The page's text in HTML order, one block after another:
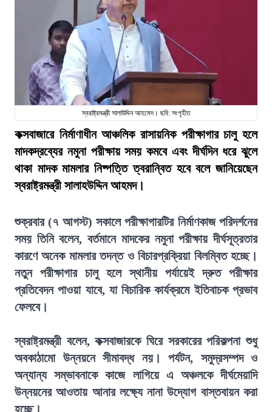
স্বরাষ্ট্রমন্ত্রী সালাউদ্দিন আহমেদ। ছবি: সংগৃহীত
কক্সবাজারে নির্মাণাধীন আঞ্চলিক রাসায়নিক পরীক্ষাগার চালু হলে
মাদকদ্রব্যের নমুনা পরীক্ষায় সময় কমবে এবং দীর্ঘদিন ধরে ঝুলে
থাকা মাদক মামলার নিষ্পত্তি ত্বরান্বিত হবে বলে জানিয়েছেন
স্বরাষ্ট্রমন্ত্রী সালাহউদ্দিন আহমদ।
শুক্রবার (৭ আগস্ট) সকালে পরীক্ষাগারটির নির্মাণকাজ পরিদর্শনের
সময় তিনি বলেন, বর্তমানে মাদকের নমুনা পরীক্ষায় দীর্ঘসূত্রতার
কারণে অনেক মামলার তদন্ত ও বিচারপ্রক্রিয়া বিলম্বিত হচ্ছে।
নতুন পরীক্ষাগার চালু হলে স্থানীয় পর্যায়েই দ্রুত পরীক্ষার
প্রতিবেদন পাওয়া যাবে, যা বিচারিক কার্যক্রমে ইতিবাচক প্রভাব
ফেলবে।
স্বরাষ্ট্রমন্ত্রী বলেন, কক্সবাজারকে ঘিরে সরকারের পরিকল্পনা শুধু
অবকাঠামো উন্নয়নে সীমাবদ্ধ নয়। পর্যটন, সমুদ্রসম্পদ ও
অন্যান্য সম্ভাবনাকে কাজে লাগিয়ে এ অঞ্চলকে দীর্ঘমেয়াদি
উন্নয়নের আওতায় আনার লক্ষ্যে নানা উদ্যোগ বাস্তবায়ন করা
হচ্ছে।